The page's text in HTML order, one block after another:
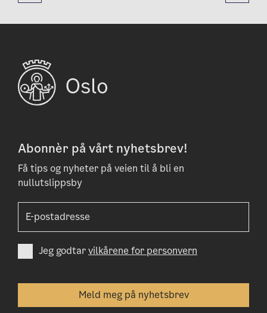
Abonnèr på vårt nyhetsbrev!
Få tips og nyheter på veien til å bli en
nullutslippsby
Jeg godtarvilkårene for personvern